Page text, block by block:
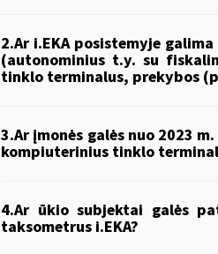
2.Ar i.EKA posistemyje
(autonominius t.y. su
tinklo terminalus, prekybos
3.Ar įmonės galės nuo 2023
kompiuterinius tinklo
4.Ar ūkio subjektai galės
taksometrus i.EKA?